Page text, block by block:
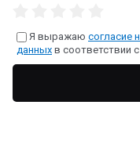
Я выражаю согласие
данных в соответствии с